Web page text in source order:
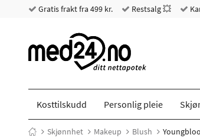
Gratis frakt fra 499 kr. Restsalg 💥
Kosttilskudd Personlig pleie
Skjønnhet Makeup Blush